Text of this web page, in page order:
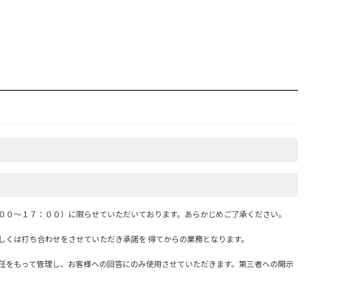
～１７：００）に限らせていただいております。あらかじめご了承ください。
は打ち合わせをさせていただき承諾を 得てからの業務となります。
もって管理し、お客様への回答にのみ使用させていただきます。第三者への開示